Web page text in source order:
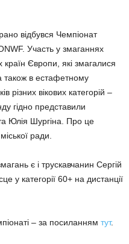
відбувся Чемпіонат
Участь у змаганнях
країн Європи, які змагалися
також в естафетному
різних вікових категорій –
гідно представили
Юлія Шургіна. Про це
ради.
є і трускавчанин Сергій
у категорії 60+ на дистанції
– за посиланням тут.